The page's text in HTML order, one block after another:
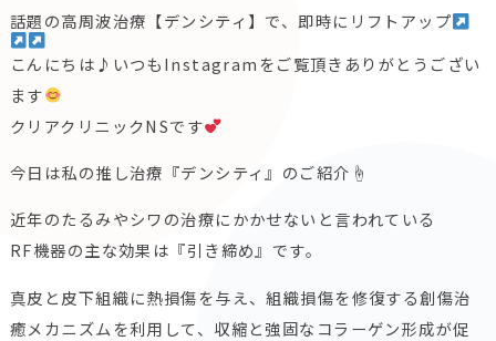
話題の高周波治療【デンシティ】で、即時にリフトアップ
こんにちは♪いつもInstagramをご覧頂きありがとうござい
ます
クリアクリニックNSです
今日は私の推し治療『デンシティ』のご紹介☝️
近年のたるみやシワの治療にかかせないと言われている
RF機器の主な効果は『引き締め』です。
真皮と皮下組織に熱損傷を与え、組織損傷を修復する創傷治
癒メカニズムを利用して、収縮と強固なコラーゲン形成が促